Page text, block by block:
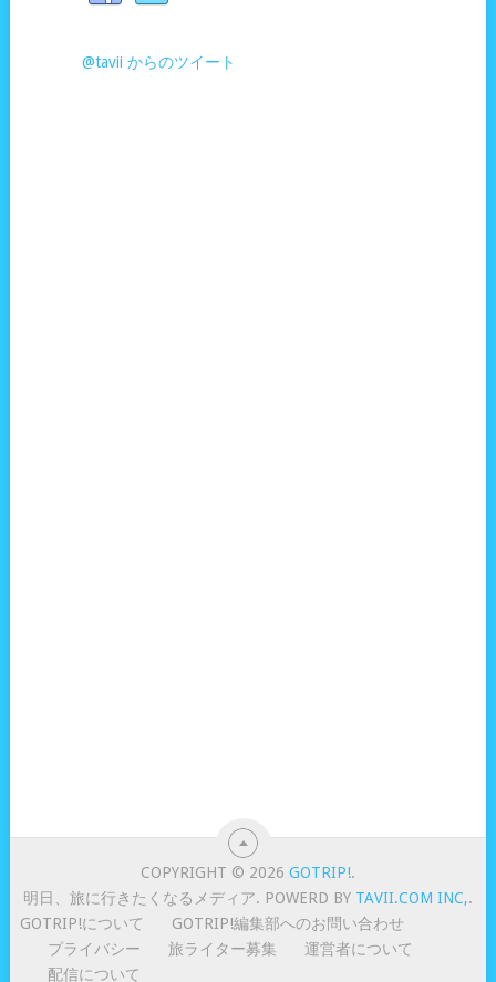
@tavii からのツイート
COPYRIGHT © 2026GOTRIP!.
明日、旅に行きたくなるメディア. POWERD BY TAVII.COM INC,.
GOTRIP!について
GOTRIP!編集部へのお問い合わせ
プライバシー
旅ライター募集
運営者について
配信について